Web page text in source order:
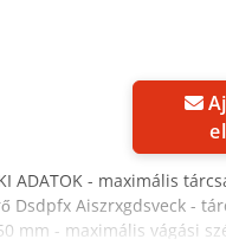
Ajánlatkérés
ADATOK - maximális
Aiszrxgdsveck -
mm - maximális vágási